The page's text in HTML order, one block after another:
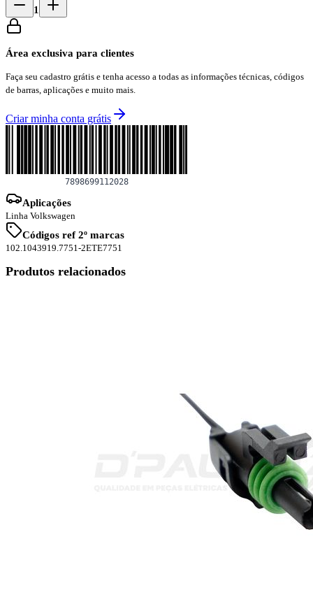
1
Área exclusiva para clientes
Faça seu cadastro grátis e tenha acesso a todas as informações técnicas, códigos
de barras, aplicações e muito mais.
Criar minha conta grátis
Aplicações
Linha Volkswagen
Códigos ref 2º marcas
102.1043919.7751-2ETE7751
Produtos relacionados